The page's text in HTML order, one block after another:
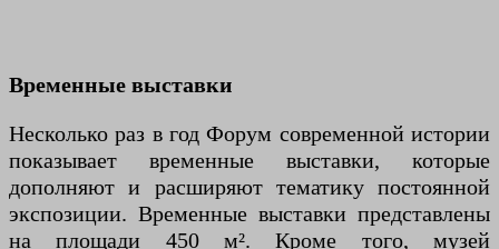
Временные выставки
Несколько раз в год Форум современной истории
показывает временные выставки, которые
дополняют и расширяют тематику постоянной
экспозиции. Временные выставки представлены
на площади 450 м². Кроме того, музей